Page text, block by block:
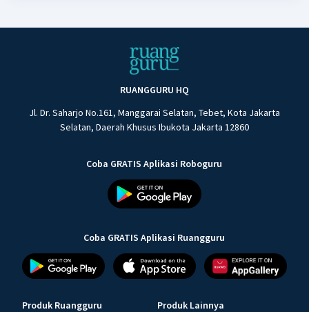
RUANGGURU HQ
Jl. Dr. Saharjo No.161, Manggarai Selatan, Tebet, Kota Jakarta
Selatan, Daerah Khusus Ibukota Jakarta 12860
Coba GRATIS Aplikasi Roboguru
Coba GRATIS Aplikasi Ruangguru
Produk Ruangguru Produk Lainnya